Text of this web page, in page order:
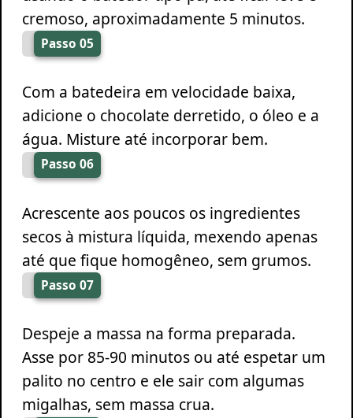
cremoso, aproximadamente 5 minutos.
Passo 05
Com a batedeira em velocidade baixa,
adicione o chocolate derretido, o óleo e a
água. Misture até incorporar bem.
Passo 06
Acrescente aos poucos os ingredientes
secos à mistura líquida, mexendo apenas
até que fique homogêneo, sem grumos.
Passo 07
Despeje a massa na forma preparada.
Asse por 85-90 minutos ou até espetar um
palito no centro e ele sair com algumas
migalhas, sem massa crua.